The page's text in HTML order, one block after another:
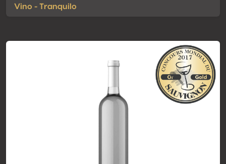
Vino - Tranquilo